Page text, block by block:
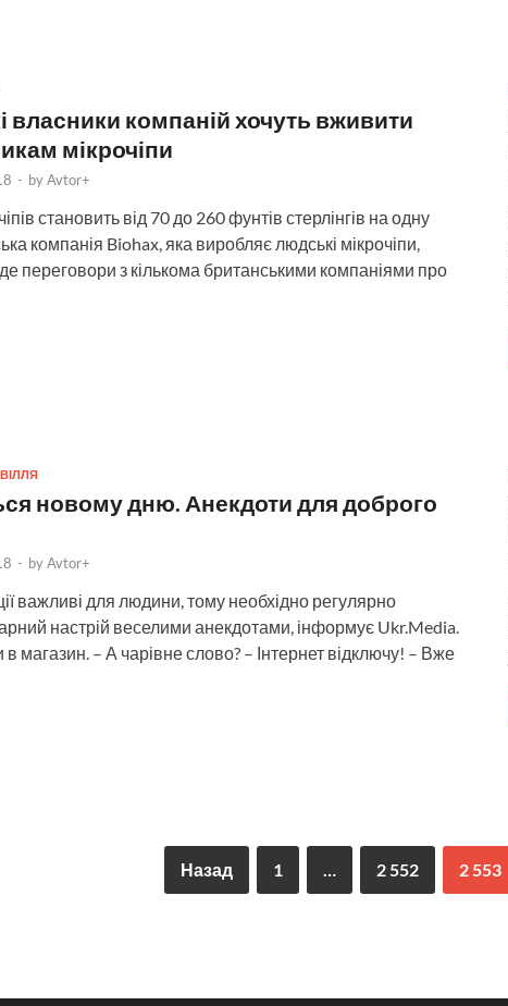
власники компаній хочуть вживити
мікрочіпи
- byAvtor+
становить від 70 до 260 фунтів стерлінгів на одну
компанія Biohax, яка виробляє людські мікрочіпи,
переговори з кількома британськими компаніями про
новому дню. Анекдоти для доброго
- byAvtor+
важливі для людини, тому необхідно регулярно
настрій веселими анекдотами, інформує Ukr.Media.
в магазин. – А чарівне слово? – Інтернет відключу! – Вже
Назад 1 … 2 552 2 553